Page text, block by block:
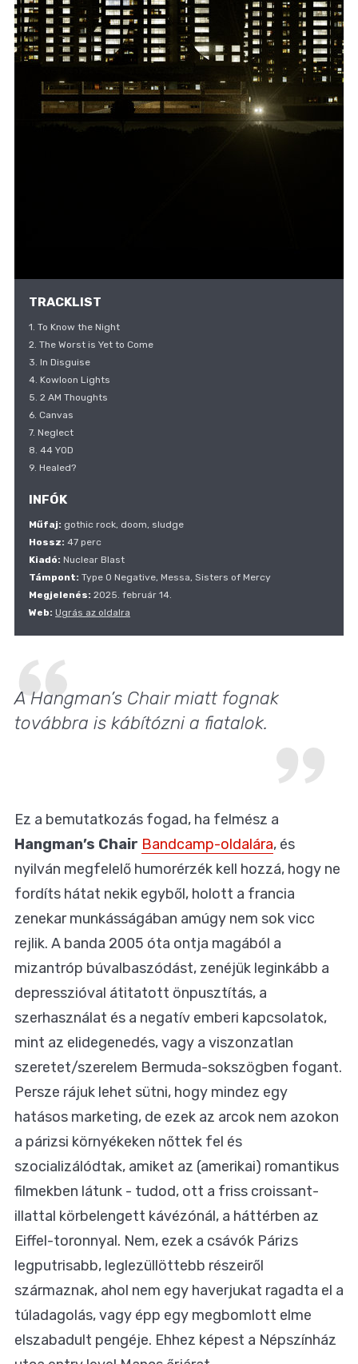
TRACKLIST
1. To Know the Night
2. The Worst is Yet to Come
3. In Disguise
4. Kowloon Lights
5. 2 AM Thoughts
6. Canvas
7. Neglect
8. 44 YOD
9. Healed?
INFÓK
Műfaj: gothic rock, doom, sludge
Hossz: 47 perc
Kiadó: Nuclear Blast
Támpont: Type O Negative, Messa, Sisters of Mercy
Megjelenés: 2025. február 14.
Web: Ugrás az oldalra
A Hangman’s Chair miatt fognak
továbbra is kábítózni a fiatalok.
Ez a bemutatkozás fogad, ha felmész a
Hangman’s Chair Bandcamp-oldalára, és
nyilván megfelelő humorérzék kell hozzá, hogy ne
fordíts hátat nekik egyből, holott a francia
zenekar munkásságában amúgy nem sok vicc
rejlik. A banda 2005 óta ontja magából a
mizantróp búvalbaszódást, zenéjük leginkább a
depresszióval átitatott önpusztítás, a
szerhasználat és a negatív emberi kapcsolatok,
mint az elidegenedés, vagy a viszonzatlan
szeretet/szerelem Bermuda-sokszögben fogant.
Persze rájuk lehet sütni, hogy mindez egy
hatásos marketing, de ezek az arcok nem azokon
a párizsi környékeken nőttek fel és
szocializálódtak, amiket az (amerikai) romantikus
filmekben látunk - tudod, ott a friss croissant-
illattal körbelengett kávézónál, a háttérben az
Eiffel-toronnyal. Nem, ezek a csávók Párizs
legputrisabb, leglezüllöttebb részeiről
származnak, ahol nem egy haverjukat ragadta el a
túladagolás, vagy épp egy megbomlott elme
elszabadult pengéje. Ehhez képest a Népszínház